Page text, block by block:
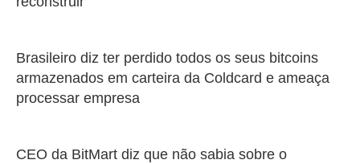
Brasileiro diz ter perdido todos os seus bitcoins
armazenados em carteira da Coldcard e ameaça
processar empresa
CEO da BitMart diz que não sabia sobre o